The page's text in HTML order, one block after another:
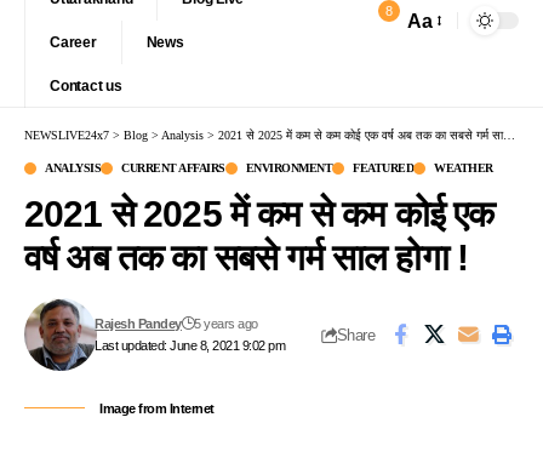
Career News
Contact us
8 Aa
NEWSLIVE24x7 > Blog > Analysis > 2021 से 2025 में कम से कम कोई एक वर्ष अब तक का सबसे गर्म साल होगा !
ANALYSIS CURRENT AFFAIRS ENVIRONMENT FEATURED WEATHER
2021 से 2025 में कम से कम कोई एक
वर्ष अब तक का सबसे गर्म साल होगा !
Last updated: June 8, 2021 9:02 pm
Rajesh Pandey 5 years ago
Share
Image from Internet